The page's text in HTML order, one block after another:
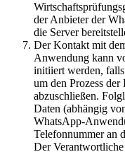
der Anbieter der
die Server
Der Kontakt mit
Anwendung kann
initiiert werden,
um den Prozess
abzuschließen.
Daten (abhängig
WhatsApp-
Telefonnummer an
Der